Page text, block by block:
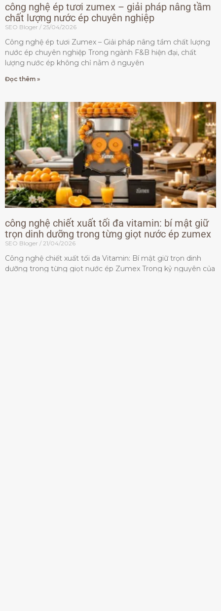
công nghệ ép tươi zumex – giải pháp nâng tầm
chất lượng nước ép chuyên nghiệp
SEO Bloger 25/04/2026
Công nghệ ép tươi Zumex – Giải pháp nâng tầm chất lượng
nước ép chuyên nghiệp Trong ngành F&B hiện đại, chất
lượng nước ép không chỉ nằm ở nguyên
Đọc thêm »
công nghệ chiết xuất tối đa vitamin: bí mật giữ
trọn dinh dưỡng trong từng giọt nước ép zumex
SEO Bloger 21/04/2026
Công nghệ chiết xuất tối đa Vitamin: Bí mật giữ trọn dinh
dưỡng trong từng giọt nước ép Zumex Trong kỷ nguyên của